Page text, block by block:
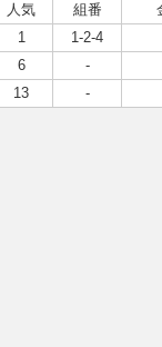
人気 組番
1
1-2-4
6
-
13 -